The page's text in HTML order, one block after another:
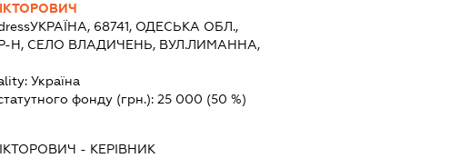
УКРАЇНА, 68741, ОДЕСЬКА ОБЛ.,
Н, СЕЛО ВЛАДИЧЕНЬ, ВУЛ.ЛИМАННА,
Україна
фонду (грн.):25 000 (50 %)
- КЕРІВНИК